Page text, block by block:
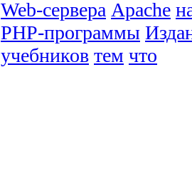
Web-сервера Apache
РНР-программы
учебников тем что